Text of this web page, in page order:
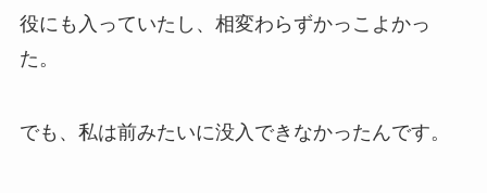
役にも入っていたし、相変わらずかっこよかっ
た。
でも、私は前みたいに没入できなかったんです。